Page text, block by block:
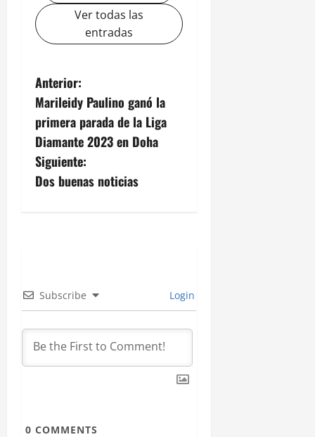
Ver todas las
entradas
N
a
v
e
i
ó
n
Anterior:
Marileidy Paulino ganó la
primera parada de la Liga
Diamante 2023 en Doha
Siguiente:
Dos buenas noticias
Subscribe Login
0 COMMENTS